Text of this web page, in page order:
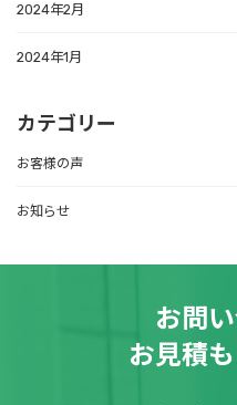
2024年2月
2024年1月
カテゴリー
お客様の声
お知らせ
お問
お見積